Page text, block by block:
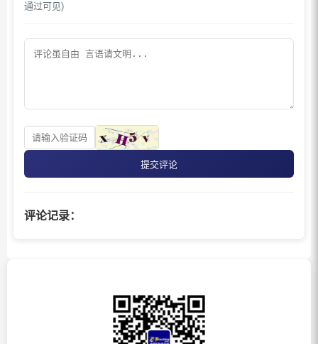
通过可见)
提交评论
评论记录：